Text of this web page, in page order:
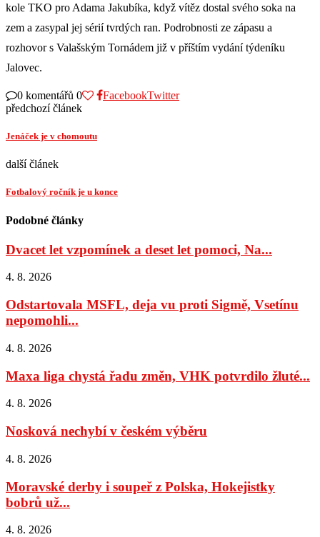
kole TKO pro Adama Jakubíka, když vítěz dostal svého soka na
zem a zasypal jej sérií tvrdých ran. Podrobnosti ze zápasu a
rozhovor s Valašským Tornádem již v příštím vydání týdeníku
Jalovec.
0 komentářů 0 FacebookTwitter
předchozí článek
Jenáček je v chomoutu
další článek
Fotbalový ročník je u konce
Podobné články
Dvacet let vzpomínek a deset let pomoci, Na...
4. 8. 2026
Odstartovala MSFL, deja vu proti Sigmě, Vsetínu
nepomohli...
4. 8. 2026
Maxa liga chystá řadu změn, VHK potvrdilo žluté...
4. 8. 2026
Nosková nechybí v českém výběru
4. 8. 2026
Moravské derby i soupeř z Polska, Hokejistky
bobrů už...
4. 8. 2026